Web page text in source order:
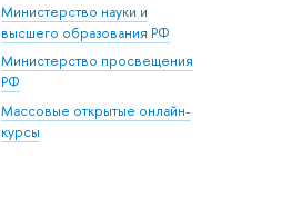
Министерство науки и
высшего образования РФ
Министерство просвещения
РФ
Массовые открытые онлайн-
курсы